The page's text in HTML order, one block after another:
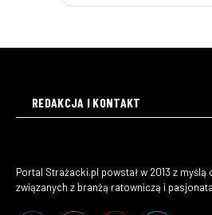
REDAKCJA I KONTAKT
Portal Strażacki.pl powstał w 2013 z
związanych z branżą ratowniczą i